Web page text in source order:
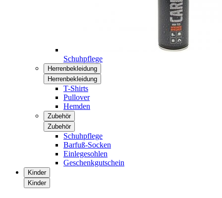
Schuhpflege
Herrenbekleidung
Herrenbekleidung
T-Shirts
Pullover
Hemden
Zubehör
Zubehör
Schuhpflege
Barfuß-Socken
Einlegesohlen
Geschenkgutschein
Kinder
Kinder